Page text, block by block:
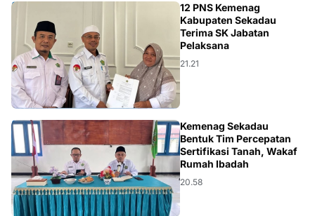
DAMSIR
12 PNS Kemenag
Kabupaten Sekadau
Terima SK Jabatan
Pelaksana
21.21
DAMSIR
Kemenag Sekadau
Bentuk Tim Percepatan
Sertifikasi Tanah, Wakaf
Rumah Ibadah
20.58